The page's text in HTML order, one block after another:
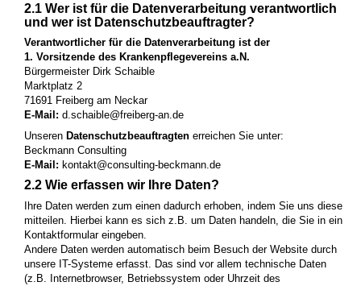
2.1 Wer ist für die Datenverarbeitung verantwortlich
und wer ist Datenschutzbeauftragter?
Verantwortlicher für die Datenverarbeitung ist der
1. Vorsitzende des Krankenpflegevereins a.N.
Bürgermeister Dirk Schaible
Marktplatz 2
71691 Freiberg am Neckar
E-Mail: d.schaible@freiberg-an.de
Unseren Datenschutzbeauftragten erreichen Sie unter:
Beckmann Consulting
E-Mail: kontakt@consulting-beckmann.de
2.2 Wie erfassen wir Ihre Daten?
Ihre Daten werden zum einen dadurch erhoben, indem Sie uns diese
mitteilen. Hierbei kann es sich z.B. um Daten handeln, die Sie in ein
Kontaktformular eingeben.
Andere Daten werden automatisch beim Besuch der Website durch
unsere IT-Systeme erfasst. Das sind vor allem technische Daten
(z.B. Internetbrowser, Betriebssystem oder Uhrzeit des